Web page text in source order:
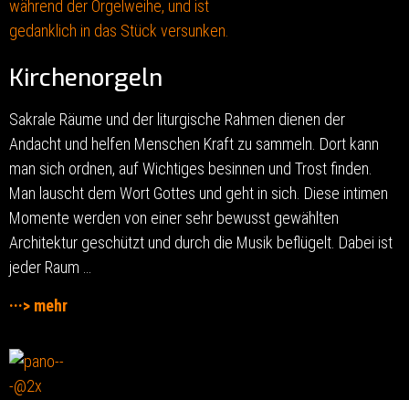
Kirchenorgeln
Sakrale Räume und der liturgische Rahmen dienen der
Andacht und helfen Menschen Kraft zu sammeln. Dort kann
man sich ordnen, auf Wichtiges besinnen und Trost finden.
Man lauscht dem Wort Gottes und geht in sich. Diese intimen
Momente werden von einer sehr bewusst gewählten
Architektur geschützt und durch die Musik beflügelt. Dabei ist
jeder Raum …
···> mehr